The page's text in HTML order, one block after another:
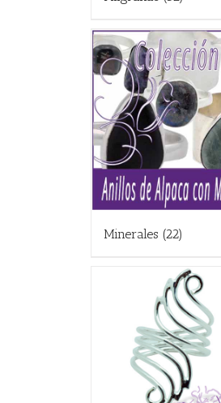
Minerales (22)